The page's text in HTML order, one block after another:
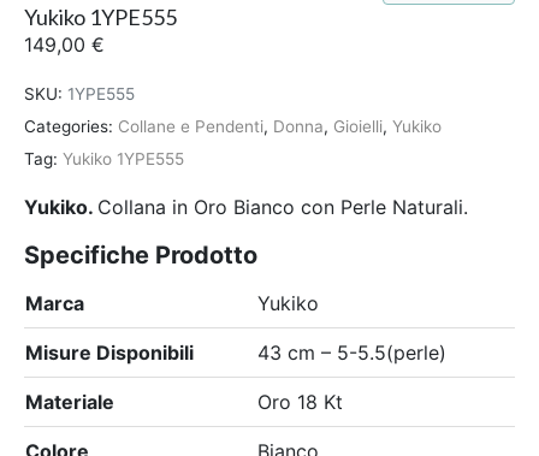
Yukiko 1YPE555
149,00 €
SKU: 1YPE555
Categories: Collane e Pendenti, Donna, Gioielli, Yukiko
Tag: Yukiko 1YPE555
Yukiko. Collana in Oro Bianco con Perle Naturali.
Specifiche Prodotto
Marca Yukiko
Misure Disponibili 43 cm – 5-5.5(perle)
Materiale Oro 18 Kt
Colore Bianco